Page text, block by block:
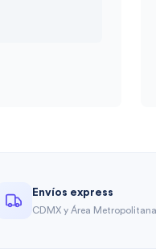
Envíos express
CDMX y Área Metropolitana